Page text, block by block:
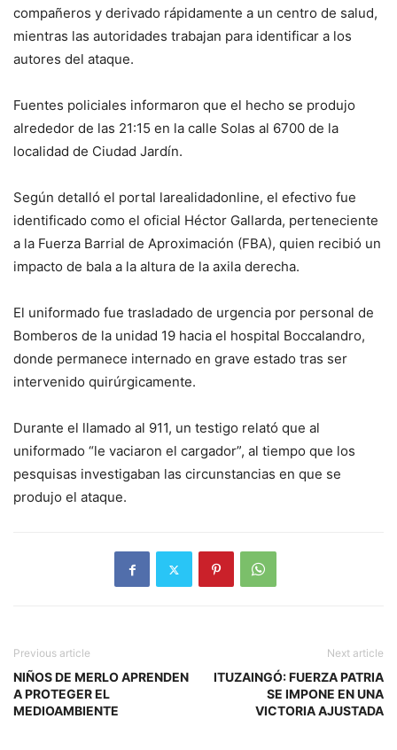
compañeros y derivado rápidamente a un centro de salud,
mientras las autoridades trabajan para identificar a los
autores del ataque.
Fuentes policiales informaron que el hecho se produjo
alrededor de las 21:15 en la calle Solas al 6700 de la
localidad de Ciudad Jardín.
Según detalló el portal larealidadonline, el efectivo fue
identificado como el oficial Héctor Gallarda, perteneciente
a la Fuerza Barrial de Aproximación (FBA), quien recibió un
impacto de bala a la altura de la axila derecha.
El uniformado fue trasladado de urgencia por personal de
Bomberos de la unidad 19 hacia el hospital Boccalandro,
donde permanece internado en grave estado tras ser
intervenido quirúrgicamente.
Durante el llamado al 911, un testigo relató que al
uniformado “le vaciaron el cargador”, al tiempo que los
pesquisas investigaban las circunstancias en que se
produjo el ataque.
Previous article
NIÑOS DE MERLO APRENDEN
A PROTEGER EL
MEDIOAMBIENTE
Next article
ITUZAINGÓ: FUERZA PATRIA
SE IMPONE EN UNA
VICTORIA AJUSTADA